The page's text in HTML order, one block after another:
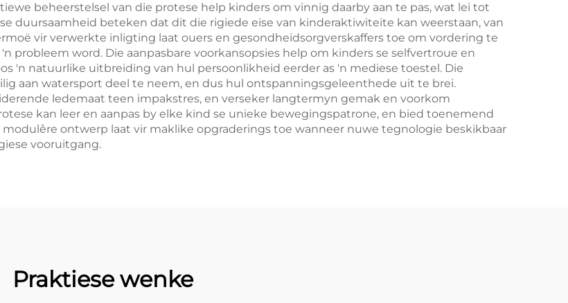
beheerstelsel van die protese help kinders om vinnig daarby aan te pas, wat lei tot
duursaamheid beteken dat dit die rigiede eise van kinderaktiwiteite kan weerstaan, van
vir verwerkte inligting laat ouers en gesondheidsorgverskaffers toe om vordering te
probleem word. Die aanpasbare voorkansopsies help om kinders se selfvertroue en
'n natuurlike uitbreiding van hul persoonlikheid eerder as 'n mediese toestel. Die
aan watersport deel te neem, en dus hul ontspanningsgeleenthede uit te brei.
ledemaat teen impakstres, en verseker langtermyn gemak en voorkom
kan leer en aanpas by elke kind se unieke bewegingspatrone, en bied toenemend
ontwerp laat vir maklike opgraderings toe wanneer nuwe tegnologie beskikbaar
vooruitgang.
Praktiese wenke